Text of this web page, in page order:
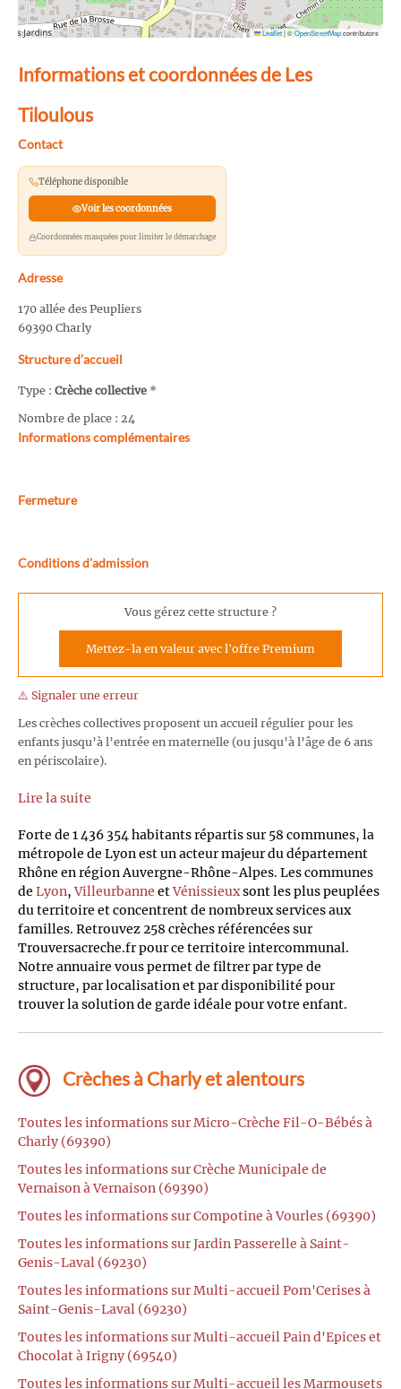
Leaflet|©OpenStreetMapcontributors
Informations et coordonnées de Les
Tiloulous
Contact
Téléphone disponible
Voir les coordonnées
Coordonnées masquées pour limiter le démarchage
Adresse
170 allée des Peupliers
69390 Charly
Structure d’accueil
Type : Crèche collective *
Nombre de place : 24
Informations complémentaires
Fermeture
Conditions d'admission
Vous gérez cette structure ?
Mettez-la en valeur avec l'offre Premium
⚠️ Signaler une erreur
Les crèches collectives proposent un accueil régulier pour les
enfants jusqu’à l’entrée en maternelle (ou jusqu’à l’âge de 6 ans
en périscolaire).
Lire la suite
Forte de 1 436 354 habitants répartis sur 58 communes, la
métropole de Lyon est un acteur majeur du département
Rhône en région Auvergne-Rhône-Alpes. Les communes
de Lyon,Villeurbanne etVénissieuxsont les plus peuplées
du territoire et concentrent de nombreux services aux
familles. Retrouvez 258 crèches référencées sur
Trouversacreche.fr pour ce territoire intercommunal.
Notre annuaire vous permet de filtrer par type de
structure, par localisation et par disponibilité pour
trouver la solution de garde idéale pour votre enfant.
Crèches à Charly et alentours
Toutes les informations sur Micro-Crèche Fil-O-Bébés à
Charly (69390)
Toutes les informations sur Crèche Municipale de
Vernaison à Vernaison (69390)
Toutes les informations sur Compotine à Vourles (69390)
Toutes les informations sur Jardin Passerelle à Saint-
Genis-Laval (69230)
Toutes les informations sur Multi-accueil Pom'Cerises à
Saint-Genis-Laval (69230)
Toutes les informations sur Multi-accueil Pain d'Epices et
Chocolat à Irigny (69540)
Toutes les informations sur Multi-accueil les Marmousets